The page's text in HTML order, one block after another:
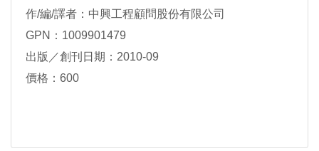
作/編/譯者：中興工程顧問股份有限公司
GPN：1009901479
出版／創刊日期：2010-09
價格：600